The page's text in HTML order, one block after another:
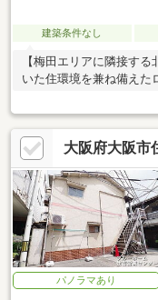
建築条件なし
【梅田エリアに隣接す
いた住環境を兼ね備えた
大阪府大阪市
パノラマあり